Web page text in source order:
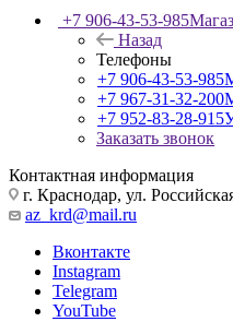
+7 906-43-53-985
Назад
Телефоны
+7 906-43-53-985
+7 967-31-32-200
+7 952-83-28-915
Заказать звонок
Контактная информация
г. Краснодар, ул.
az_krd@mail.ru
Вконтакте
Instagram
Telegram
YouTube